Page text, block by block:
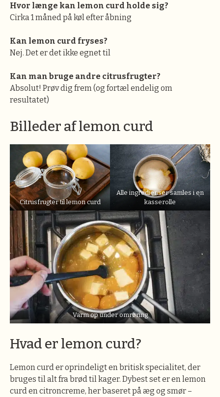
Hvor længe kan lemon curd holde sig?
Cirka 1 måned på køl efter åbning
Kan lemon curd fryses?
Nej. Det er det ikke egnet til
Kan man bruge andre citrusfrugter?
Absolut! Prøv dig frem (og fortæl endelig om
resultatet)
Billeder af lemon curd
Citrusfrugter til lemon curd
Alle ingredienser samles i en
kasserolle
Varm op under omrøring
Hvad er lemon curd?
Lemon curd er oprindeligt en britisk specialitet, der
bruges til alt fra brød til kager. Dybest set er en lemon
curd en citroncreme, her baseret på æg og smør –